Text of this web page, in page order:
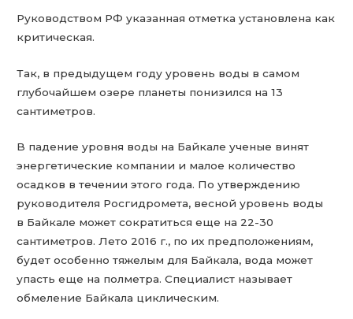
Руководством РФ указанная отметка установлена как
критическая.
Так, в предыдущем году уровень воды в самом
глубочайшем озере планеты понизился на 13
сантиметров.
В падение уровня воды на Байкале ученые винят
энергетические компании и малое количество
осадков в течении этого года. По утверждению
руководителя Росгидромета, весной уровень воды
в Байкале может сократиться еще на 22-30
сантиметров. Лето 2016 г., по их предположениям,
будет особенно тяжелым для Байкала, вода может
упасть еще на полметра. Специалист называет
обмеление Байкала циклическим.